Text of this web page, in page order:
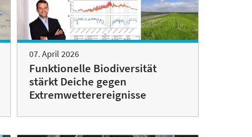
07. April 2026
Funktionelle Biodiversität
stärkt Deiche gegen
Extremwetterereignisse